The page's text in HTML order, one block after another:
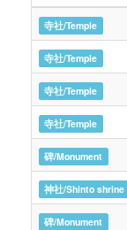
寺社/Temple
寺社/Temple
寺社/Temple
寺社/Temple
碑/Monument
神社/Shinto shrine
碑/Monument